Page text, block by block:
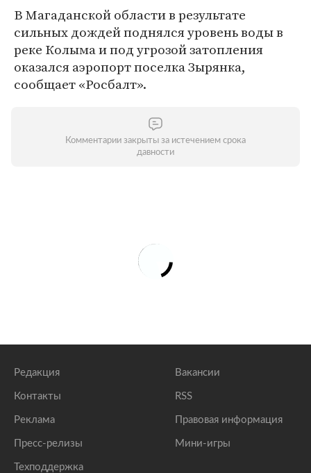
В Магаданской области в результате
сильных дождей поднялся уровень воды в
реке Колыма и под угрозой затопления
оказался аэропорт поселка Зырянка,
сообщает «Росбалт».
Комментарии закрыты за истечением срока
давности
Редакция
Контакты
Реклама
Пресс-релизы
Техподдержка
Вакансии
RSS
Правовая информация
Мини-игры